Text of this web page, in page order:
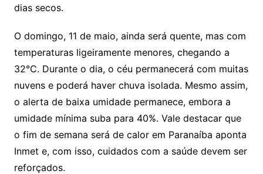
dias secos.
O domingo, 11 de maio, ainda será quente, mas com
temperaturas ligeiramente menores, chegando a
32°C. Durante o dia, o céu permanecerá com muitas
nuvens e poderá haver chuva isolada. Mesmo assim,
o alerta de baixa umidade permanece, embora a
umidade mínima suba para 40%. Vale destacar que
o fim de semana será de calor em Paranaíba aponta
Inmet e, com isso, cuidados com a saúde devem ser
reforçados.